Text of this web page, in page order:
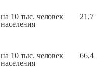
на 10 тыс. человек
населения
21,7
на 10 тыс. человек
населения
66,4